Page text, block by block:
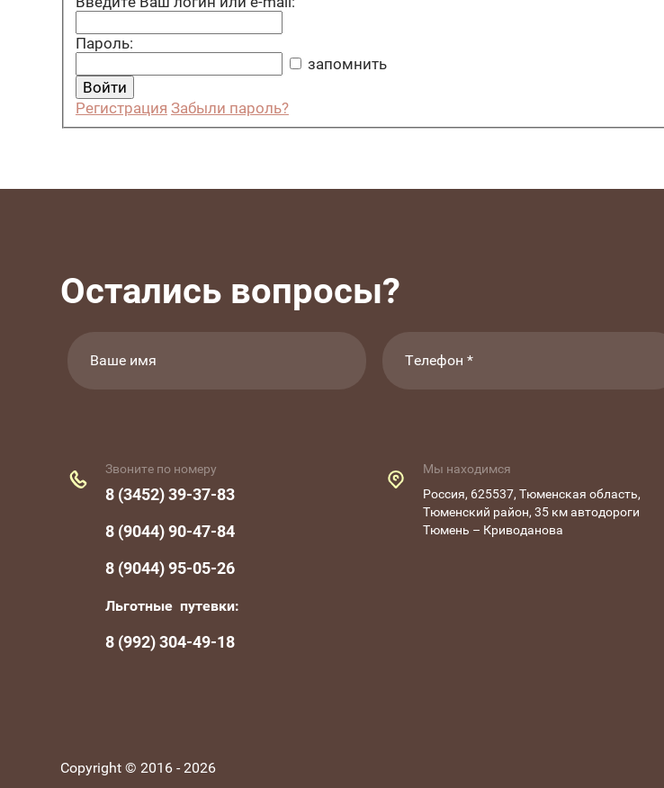
Пароль:
запомнить
Регистрация Забыли пароль?
Остались вопросы?
Звоните по номеру
8 (3452) 39-37-83
8 (9044) 90-47-84
8 (9044) 95-05-26
Льготные путевки:
8 (992) 304-49-18
Мы находимся
Россия, 625537, Тюменская область,
Тюменский район, 35 км автодороги
Тюмень – Криводанова
Copyright © 2016 - 2026